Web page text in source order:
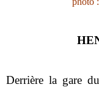
Derrière la gare